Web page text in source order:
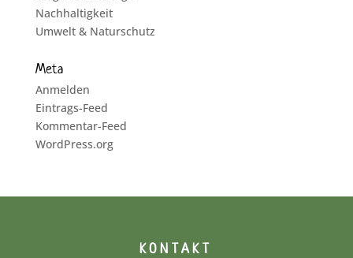
Nachhaltigkeit
Umwelt & Naturschutz
Meta
Anmelden
Eintrags-Feed
Kommentar-Feed
WordPress.org
KONTAKT